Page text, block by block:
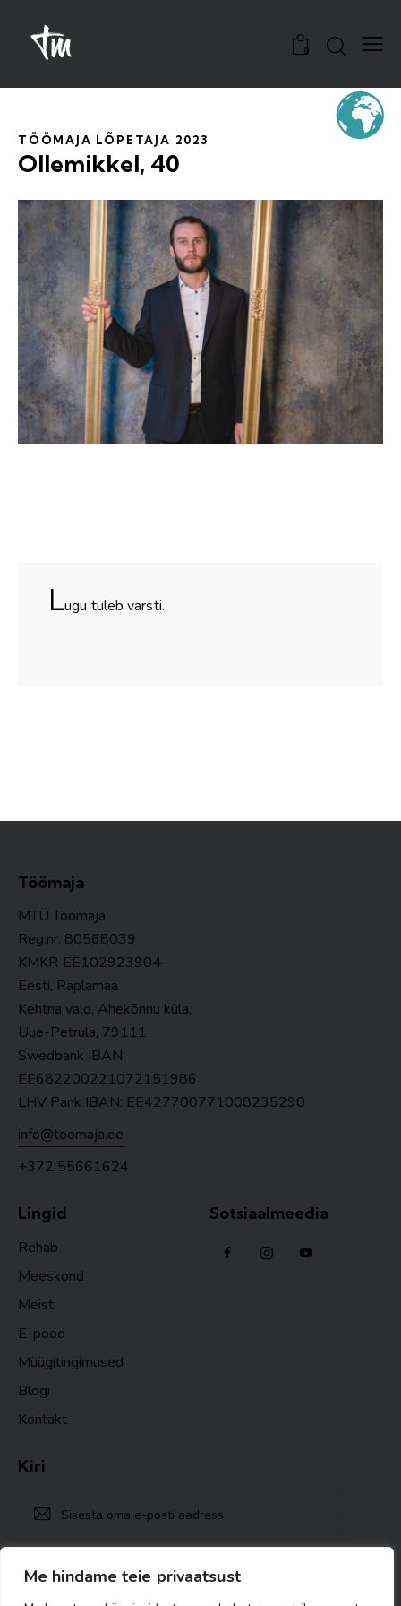
Me hindame teie privaatsust
0
TÖÖMAJA LÕPETAJA 2023
Ollemikkel, 40
Lugu tuleb varsti.
Töömaja
MTÜ Töömaja
Reg.nr. 80568039
KMKR EE102923904
Eesti, Raplamaa
Kehtna vald, Ahekõnnu küla,
Uue-Petrula, 79111
Swedbank IBAN:
EE682200221072151986
LHV Pank IBAN: EE427700771008235290
info@toomaja.ee
+372 55661624
Lingid
Rehab
Meeskond
Meist
E-pood
Müügitingimused
Blogi
Kontakt
Sotsiaalmeedia
Kiri